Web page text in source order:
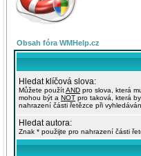
Obsah fóra WMHelp.cz
Hledat klíčová slova:
Můžete použítAND pro slova, která
mohou být a NOT pro taková, která
nahrazení části řetězce při
Hledat autora:
Znak * použijte pro nahrazení části